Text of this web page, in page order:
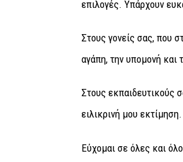
επιλογές. Υπάρχουν
Στους γονείς σας, που
αγάπη, την υπομονή και
Στους εκπαιδευτικούς
ειλικρινή μου εκτίμηση.
Εύχομαι σε όλες και